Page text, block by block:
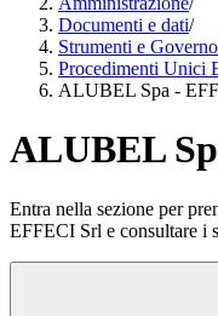
Documenti e dati/
Strumenti e
Procedimenti Unici
ALUBEL Spa -
ALUBEL
Entra nella sezione per
EFFECI Srl e consultare i